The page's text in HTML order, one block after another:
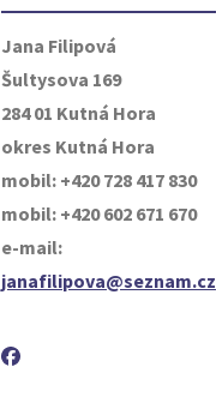
Jana Filipová
Šultysova 169
284 01 Kutná Hora
okres Kutná Hora
mobil: +420 728 417 830
mobil: +420 602 671 670
e-mail:
janafilipova@seznam.cz